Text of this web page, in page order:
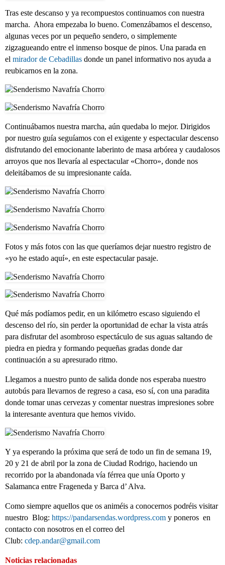
Tras este descanso y ya recompuestos continuamos con nuestra
marcha. Ahora empezaba lo bueno. Comenzábamos el descenso,
algunas veces por un pequeño sendero, o simplemente
zigzagueando entre el inmenso bosque de pinos. Una parada en
el mirador de Cebadillas donde un panel informativo nos ayuda a
reubicarnos en la zona.
Continuábamos nuestra marcha, aún quedaba lo mejor. Dirigidos
por nuestro guía seguíamos con el exigente y espectacular descenso
disfrutando del emocionante laberinto de masa arbórea y caudalosos
arroyos que nos llevaría al espectacular «Chorro», donde nos
deleitábamos de su impresionante caída.
Fotos y más fotos con las que queríamos dejar nuestro registro de
«yo he estado aquí», en este espectacular pasaje.
Qué más podíamos pedir, en un kilómetro escaso siguiendo el
descenso del río, sin perder la oportunidad de echar la vista atrás
para disfrutar del asombroso espectáculo de sus aguas saltando de
piedra en piedra y formando pequeñas gradas donde dar
continuación a su apresurado ritmo.
Llegamos a nuestro punto de salida donde nos esperaba nuestro
autobús para llevarnos de regreso a casa, eso sí, con una paradita
donde tomar unas cervezas y comentar nuestras impresiones sobre
la interesante aventura que hemos vivido.
Y ya esperando la próxima que será de todo un fin de semana 19,
20 y 21 de abril por la zona de Ciudad Rodrigo, haciendo un
recorrido por la abandonada vía férrea que unía Oporto y
Salamanca entre Frageneda y Barca d’ Alva.
Como siempre aquellos que os animéis a conocernos podréis visitar
nuestro Blog: https://pandarsendas.wordpress.com y poneros en
contacto con nosotros en el correo del
Club: cdep.andar@gmail.com
Noticias relacionadas